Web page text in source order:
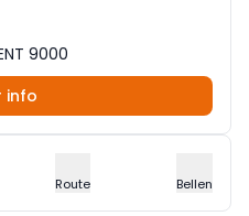
9000
info
Route Bellen